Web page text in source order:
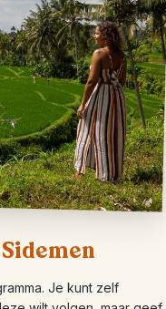
Je kunt zelf